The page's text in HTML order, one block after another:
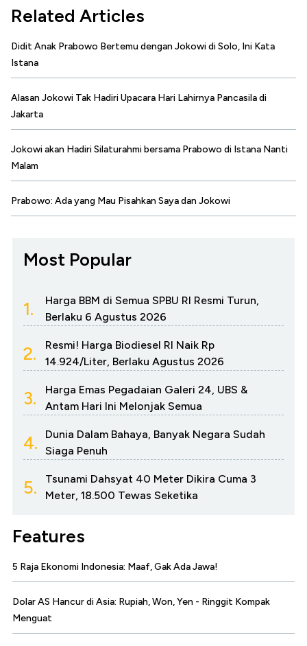
Related Articles
Didit Anak Prabowo Bertemu dengan Jokowi di Solo, Ini Kata
Istana
Alasan Jokowi Tak Hadiri Upacara Hari Lahirnya Pancasila di
Jakarta
Jokowi akan Hadiri Silaturahmi bersama Prabowo di Istana Nanti
Malam
Prabowo: Ada yang Mau Pisahkan Saya dan Jokowi
Most Popular
1.
Harga BBM di Semua SPBU RI Resmi Turun,
Berlaku 6 Agustus 2026
2.
Resmi! Harga Biodiesel RI Naik Rp
14.924/Liter, Berlaku Agustus 2026
3.
Harga Emas Pegadaian Galeri 24, UBS &
Antam Hari Ini Melonjak Semua
4.
Dunia Dalam Bahaya, Banyak Negara Sudah
Siaga Penuh
5.
Tsunami Dahsyat 40 Meter Dikira Cuma 3
Meter, 18.500 Tewas Seketika
Features
5 Raja Ekonomi Indonesia: Maaf, Gak Ada Jawa!
Dolar AS Hancur di Asia: Rupiah, Won, Yen - Ringgit Kompak
Menguat